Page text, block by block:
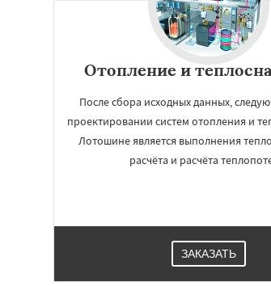
Отопление и
После сбора исходных данных,
проектировании систем отопления и
Лотошине является выполнения
расчёта и расчёта
ЗАКАЗАТЬ